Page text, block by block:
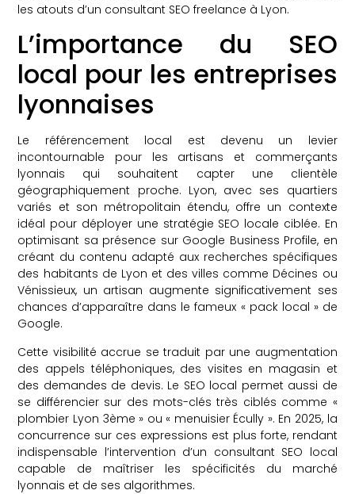
les atouts d’un consultant SEO freelance à Lyon.
L’importance du SEO
local pour les entreprises
lyonnaises
Le référencement local est devenu un levier
incontournable pour les artisans et commerçants
lyonnais qui souhaitent capter une clientèle
géographiquement proche. Lyon, avec ses quartiers
variés et son métropolitain étendu, offre un contexte
idéal pour déployer une stratégie SEO locale ciblée. En
optimisant sa présence sur Google Business Profile, en
créant du contenu adapté aux recherches spécifiques
des habitants de Lyon et des villes comme Décines ou
Vénissieux, un artisan augmente significativement ses
chances d’apparaître dans le fameux « pack local » de
Google.
Cette visibilité accrue se traduit par une augmentation
des appels téléphoniques, des visites en magasin et
des demandes de devis. Le SEO local permet aussi de
se différencier sur des mots-clés très ciblés comme «
plombier Lyon 3ème » ou « menuisier Écully ». En 2025, la
concurrence sur ces expressions est plus forte, rendant
indispensable l’intervention d’un consultant SEO local
capable de maîtriser les spécificités du marché
lyonnais et de ses algorithmes.